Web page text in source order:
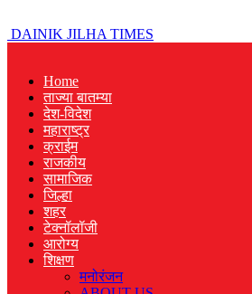
DAINIK JILHA TIMES
Home
ताज्या बातम्या
देश-विदेश
महाराष्ट्र
क्राईम
राजकीय
सामाजिक
जिल्हा
शहर
टेक्नॉलॉजी
आरोग्य
शिक्षण
मनोरंजन